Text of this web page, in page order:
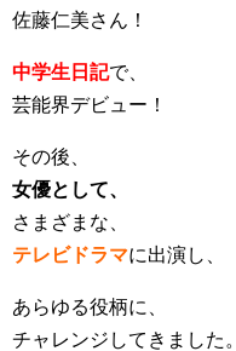
佐藤仁美さん！
中学生日記で、
芸能界デビュー！
その後、
女優として、
さまざまな、
テレビドラマに出演し、
あらゆる役柄に、
チャレンジしてきました。